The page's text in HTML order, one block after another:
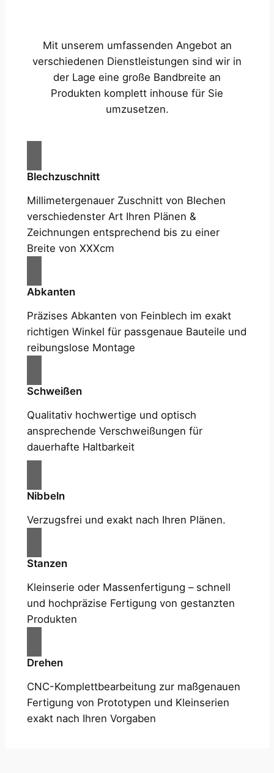
Mit unserem umfassenden Angebot an
verschiedenen Dienstleistungen sind wir in
der Lage eine große Bandbreite an
Produkten komplett inhouse für Sie
umzusetzen.
Blechzuschnitt
Millimetergenauer Zuschnitt von Blechen
verschiedenster Art Ihren Plänen &
Zeichnungen entsprechend bis zu einer
Breite von XXXcm
Abkanten
Präzises Abkanten von Feinblech im exakt
richtigen Winkel für passgenaue Bauteile und
reibungslose Montage
Schweißen
Qualitativ hochwertige und optisch
ansprechende Verschweißungen für
dauerhafte Haltbarkeit
Nibbeln
Verzugsfrei und exakt nach Ihren Plänen.
Stanzen
Kleinserie oder Massenfertigung – schnell
und hochpräzise Fertigung von gestanzten
Produkten
Drehen
CNC-Komplettbearbeitung zur maßgenauen
Fertigung von Prototypen und Kleinserien
exakt nach Ihren Vorgaben